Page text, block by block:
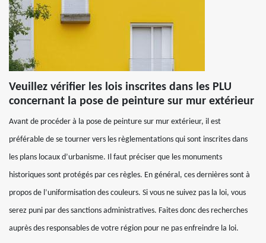
Veuillez vérifier les lois inscrites dans les PLU
concernant la pose de peinture sur mur extérieur
Avant de procéder à la pose de peinture sur mur extérieur, il est
préférable de se tourner vers les règlementations qui sont inscrites dans
les plans locaux d’urbanisme. Il faut préciser que les monuments
historiques sont protégés par ces règles. En général, ces dernières sont à
propos de l’uniformisation des couleurs. Si vous ne suivez pas la loi, vous
serez puni par des sanctions administratives. Faites donc des recherches
auprès des responsables de votre région pour ne pas enfreindre la loi.